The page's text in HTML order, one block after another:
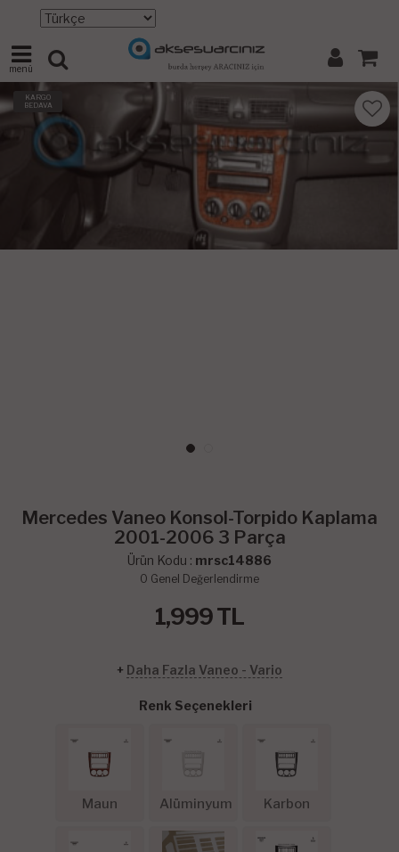
menü
KARGO
BEDAVA
Mercedes Vaneo Konsol-Torpido Kaplama
2001-2006 3 Parça
Ürün Kodu : mrsc14886
0 Genel Değerlendirme
1,999TL
+ Daha Fazla Vaneo - Vario
Renk Seçenekleri
Maun Alüminyum Karbon